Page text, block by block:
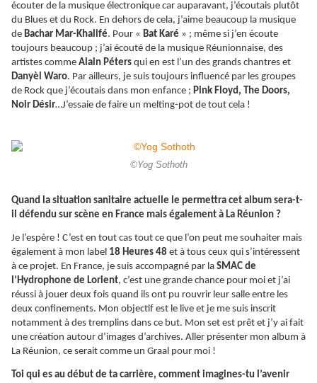
écouter de la musique électronique car auparavant, j’écoutais plutôt
du Blues et du Rock. En dehors de cela, j’aime beaucoup la musique
de Bachar Mar-Khalifé. Pour « Bat Karé » ; même si j’en écoute
toujours beaucoup ; j’ai écouté de la musique Réunionnaise, des
artistes comme Alain Péters qui en est l’un des grands chantres et
Danyèl Waro. Par ailleurs, je suis toujours influencé par les groupes
de Rock que j’écoutais dans mon enfance ; Pink Floyd, The Doors,
Noir Désir…J’essaie de faire un melting-pot de tout cela !
©Yog Sothoth
Quand la situation sanitaire actuelle le permettra cet album sera-t-
il défendu sur scène en France mais également à La Réunion ?
Je l’espère ! C’est en tout cas tout ce que l’on peut me souhaiter mais
également à mon label 18 Heures 48 et à tous ceux qui s’intéressent
à ce projet. En France, je suis accompagné par la SMAC de
l’Hydrophone de Lorient, c’est une grande chance pour moi et j’ai
réussi à jouer deux fois quand ils ont pu rouvrir leur salle entre les
deux confinements. Mon objectif est le live et je me suis inscrit
notamment à des tremplins dans ce but. Mon set est prêt et j’y ai fait
une création autour d’images d’archives. Aller présenter mon album à
La Réunion, ce serait comme un Graal pour moi !
Toi qui es au début de ta carrière, comment imagines-tu l’avenir